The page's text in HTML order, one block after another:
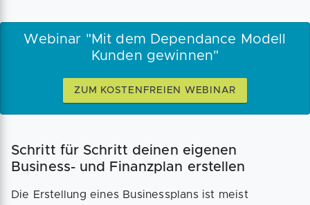
Webinar "Mit dem Dependance Modell
Kunden gewinnen"
ZUM KOSTENFREIEN WEBINAR
Schritt für Schritt deinen eigenen
Business- und Finanzplan erstellen
Die Erstellung eines Businessplans ist meist